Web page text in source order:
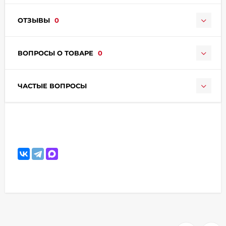
ОТЗЫВЫ 0
ВОПРОСЫ О ТОВАРЕ 0
ЧАСТЫЕ ВОПРОСЫ
раз в 2 недели